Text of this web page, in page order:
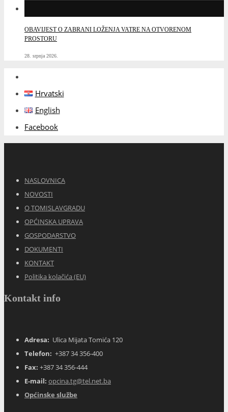
OBAVIJEST O ZABRANI LOŽENJA VATRE NA OTVORENOM
PROSTORU
28. srpnja 2026.
Hrvatski
English
Facebook
NASLOVNICA
NOVOSTI
O TOMISLAVGRADU
OPĆINSKA UPRAVA
GOSPODARSTVO
DOKUMENTI
KONTAKT
Politika kolačića (EU)
Kontakt info
Adresa: Ulica Mijata Tomića 120
Telefon: +387 34 356-400
Fax: +387 34 356-444
E-mail: opcina.tg@tel.net.ba
Općinske službe